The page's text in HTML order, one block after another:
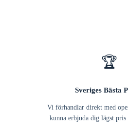
🏆
Sveriges Bästa
Vi förhandlar direkt med
kunna erbjuda dig lägst pris